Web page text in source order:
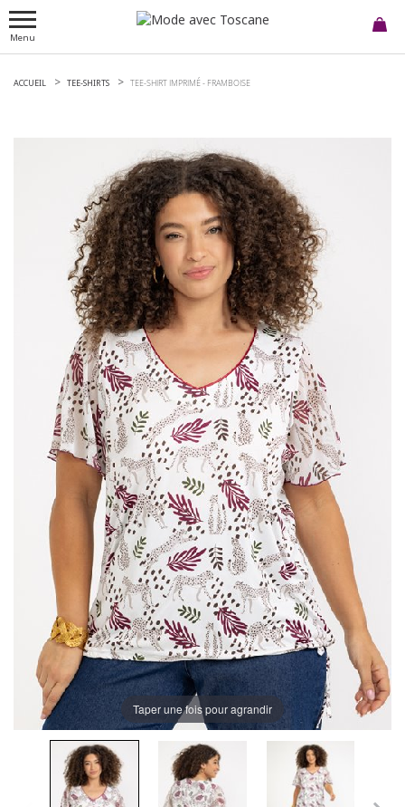
Menu
ACCUEIL TEE-SHIRTS TEE-SHIRT IMPRIMÉ - FRAMBOISE
Taper une fois pour agrandir